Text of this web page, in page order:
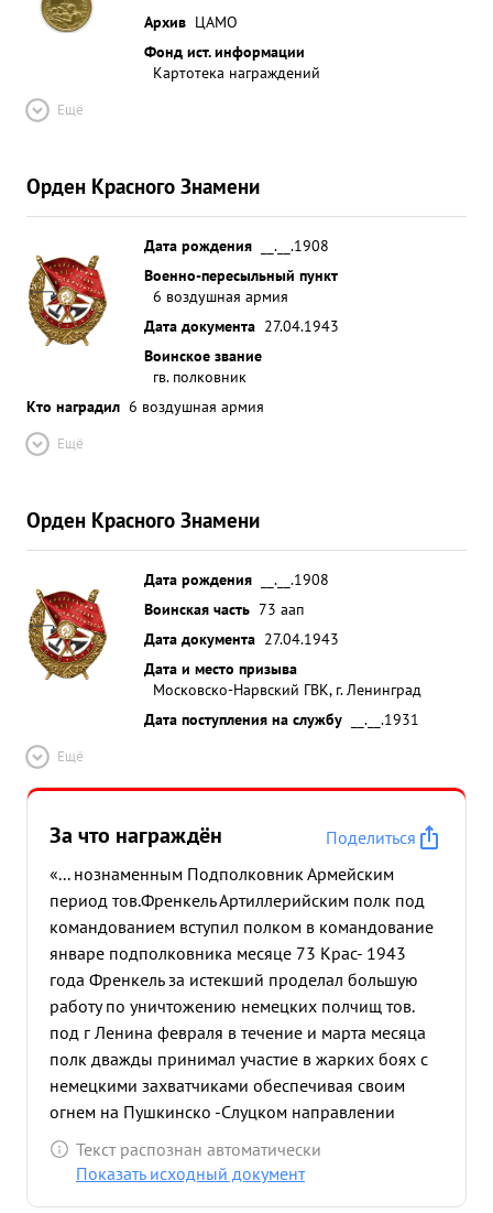
Архив ЦАМО
Фонд ист. информации
Картотека награждений
Ещё
Орден Красного Знамени
Дата рождения
__.__.1908
Военно-пересыльный пункт
6 воздушная армия
Дата документа 27.04.1943
Воинское звание
гв. полковник
Кто наградил 6 воздушная армия
Ещё
Орден Красного Знамени
Дата рождения
__.__.1908
Воинская часть 73 аап
Дата документа 27.04.1943
Дата и место призыва
Московско-Нарвский ГВК, г. Ленинград
Дата поступления на службу
__.__.1931
Ещё
За что награждён
Поделиться
«... нознаменным Подполковник Армейским
период тов.Френкель Артиллерийским полк под
командованием вступил полком в командование
январе подполковника месяце 73 Крас- 1943
года Френкель за истекший проделал большую
работу по уничтожению немецких полчищ тов.
под г Ленина февраля в течение и марта месяца
полк дважды принимал участие в жарких боях с
немецкими захватчиками обеспечивая своим
огнем на Пушкинско -Слуцком направлении
наступление 55 Армии с 10 по 22 февраля полк
входит в подгруппу ДД-72 и 19 марта по 25 марта
Текст распознан автоматически
Показать исходный документ